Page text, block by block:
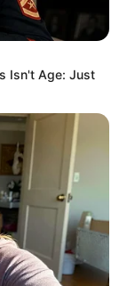
Isn't Age: Just